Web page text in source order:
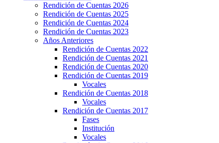
Rendición de Cuentas 2026
Rendición de Cuentas 2025
Rendición de Cuentas 2024
Rendición de Cuentas 2023
Años Anteriores
Rendición de Cuentas 2022
Rendición de Cuentas 2021
Rendición de Cuentas 2020
Rendición de Cuentas 2019
Vocales
Rendición de Cuentas 2018
Vocales
Rendición de Cuentas 2017
Fases
Institución
Vocales